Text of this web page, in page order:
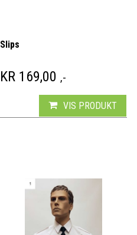
Slips
KR 169,00 ,-
VIS PRODUKT